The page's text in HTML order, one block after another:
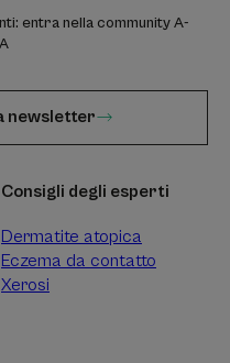
entra nella community A-
newsletter
Consigli degli esperti
Dermatite atopica
Eczema da contatto
Xerosi